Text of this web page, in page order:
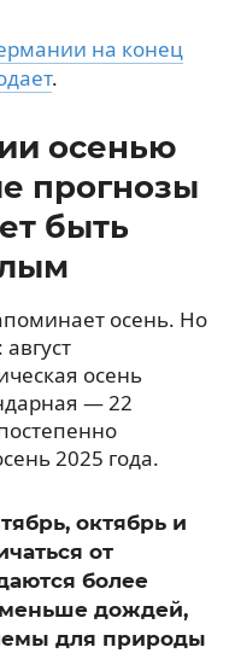
на конец
.
осенью
прогнозы
быть
осень. Но
осень
— 22
2025 года.
октябрь и
от
более
дождей,
для природы